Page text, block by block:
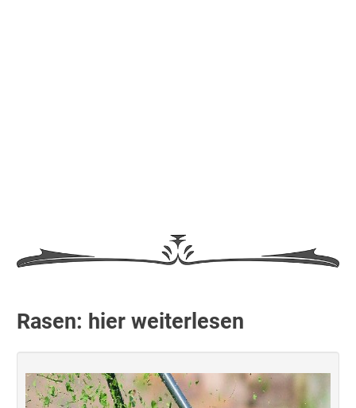
Rasen: hier weiterlesen